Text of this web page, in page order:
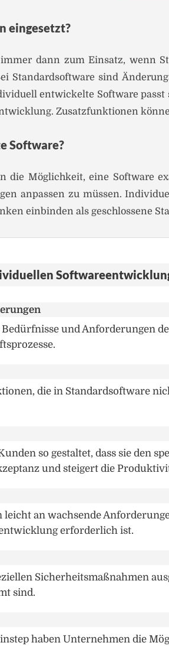
eingesetzt?
dann zum Einsatz, wenn
Standardsoftware sind
entwickelte Software
Zusatzfunktionen
Software?
Möglichkeit, eine Software
anpassen zu müssen.
einbinden als geschlossene
und Anforderungen
die in Standardsoftware
so gestaltet, dass sie den
und steigert die
an wachsende
erforderlich ist.
Sicherheitsmaßnahmen
sind.
haben Unternehmen die